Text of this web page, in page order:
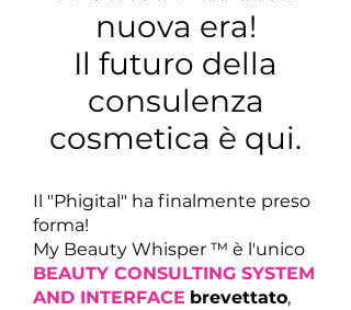
nuova era!
Il futuro della
consulenza
cosmetica è qui.
Il "Phigital" ha finalmente preso
forma!
My Beauty Whisper ™ è l'unico
BEAUTY CONSULTING SYSTEM
AND INTERFACE brevettato,